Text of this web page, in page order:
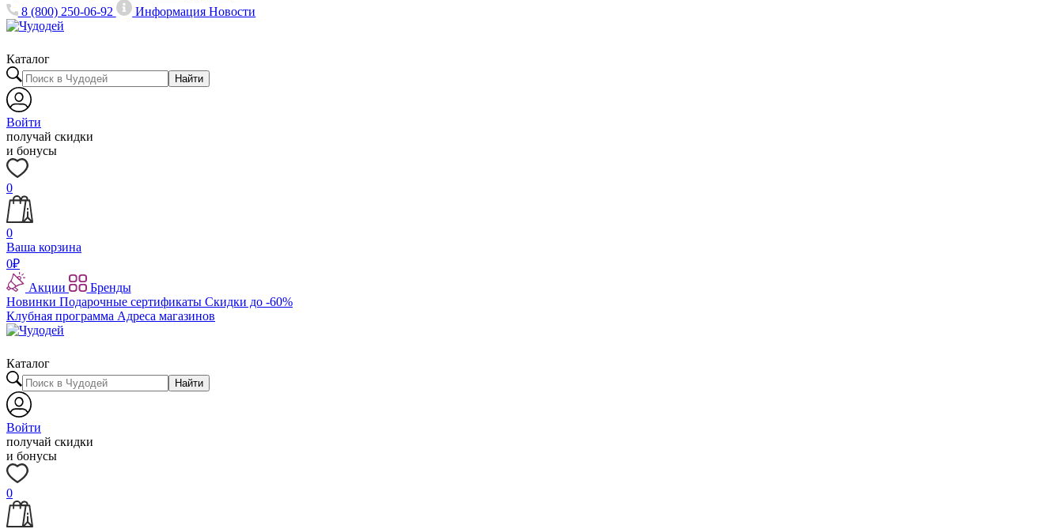
8 (800) 250-06-92
ИнформацияНовости
Каталог
Найти
Войти
получай скидки
и бонусы
0
0
Ваша корзина
0₽
Акции
Бренды
Новинки Подарочные сертификаты Скидки до -60%
Клубная программа Адреса магазинов
Каталог
Найти
Войти
получай скидки
и бонусы
0